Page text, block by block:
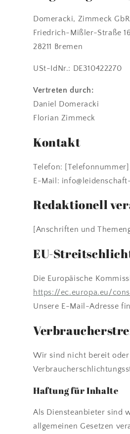
Domeracki, Zimmeck GbR
Friedrich-Mißler-Straße 16
28211 Bremen
USt-IdNr.: DE310422270
Vertreten durch:
Daniel Domeracki
Florian Zimmeck
Kontakt
Telefon: [Telefonnummer]
E-Mail:
Redaktionell
[Anschriften und
EU-
Die Europäische
https://ec.europa.eu/
Unsere E-Mail-Adresse
Wir sind nicht bereit
Haftung für Inhalte
Als Diensteanbieter sind
allgemeinen Gesetzen